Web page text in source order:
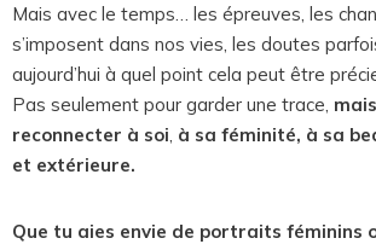
Mais avec le temps… les épreuves, les
s’imposent dans nos vies, les doutes
aujourd’hui à quel point cela peut être
Pas seulement pour garder une trace,
reconnecter à soi, à sa féminité, à sa
et extérieure.
Que tu aies envie de portraits féminins